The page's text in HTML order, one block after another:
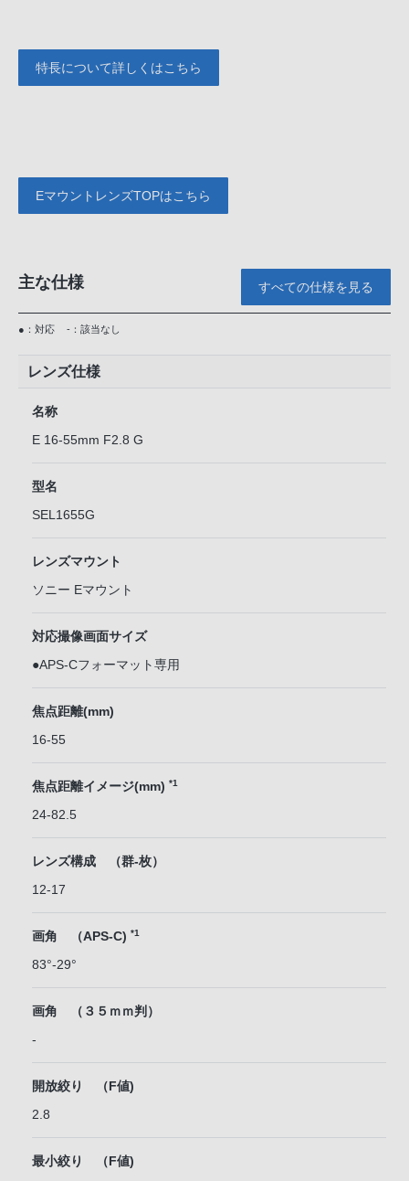
特長について詳しくはこちら
EマウントレンズTOPはこちら
主な仕様 すべての仕様を見る
●：対応 -：該当なし
レンズ仕様
名称
E 16-55mm F2.8 G
型名
SEL1655G
レンズマウント
ソニー Eマウント
対応撮像画面サイズ
●APS-Cフォーマット専用
焦点距離(mm)
16-55
焦点距離イメージ(mm) *1
24-82.5
レンズ構成 （群-枚）
12-17
画角 （APS-C) *1
83°-29°
画角 （３５ｍｍ判）
-
開放絞り （F値)
2.8
最小絞り （F値)